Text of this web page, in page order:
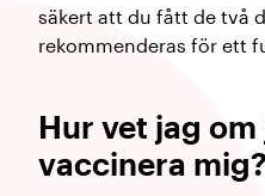
säkert att du fått de två
rekommenderas för ett
Hur vet jag
vaccinera mig?